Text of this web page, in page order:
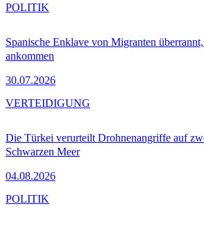
Spanische Enklave von Migranten
ankommen
30.07.2026
POLITIK
Die Türkei verurteilt Drohnenangriffe auf
Schwarzen Meer
04.08.2026
VERTEIDIGUNG
POLITIK